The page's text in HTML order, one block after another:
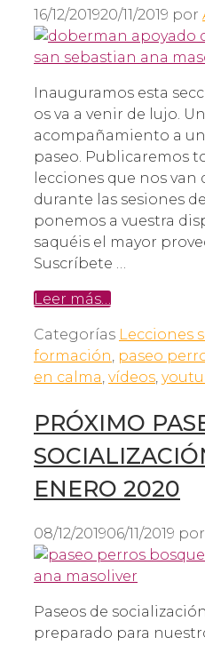
16/12/201920/11/2019 por
Inauguramos esta
os va a venir de lujo.
acompañamiento a
paseo. Publicaremos
lecciones que nos
durante las sesiones
ponemos a vuestra
saquéis el mayor
Suscríbete …
Leer más…
Categorías Lecciones
formación, paseo
en calma, vídeos,
PRÓXIMO
ENERO 2020
08/12/201906/11/2019 por
Paseos de
preparado para